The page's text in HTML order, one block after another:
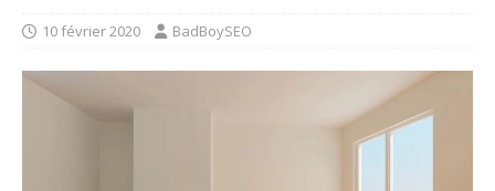
10 février 2020 BadBoySEO